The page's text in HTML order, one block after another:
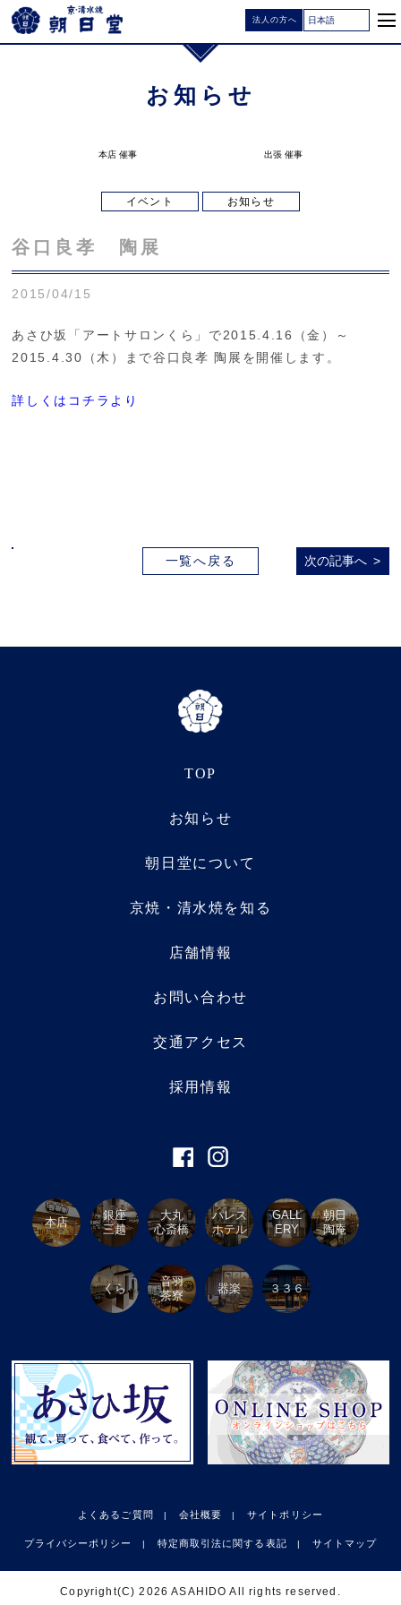
法人の方へ
お知らせ
本店 催事 出張 催事
イベント お知らせ
谷口良孝 陶展
2015/04/15
あさひ坂「アートサロンくら」で2015.4.16（金）～
2015.4.30（木）まで谷口良孝 陶展を開催します。
詳しくはコチラより
一覧へ戻る 次の記事へ
TOP
お知らせ
朝日堂について
京焼・清水焼を知る
店舗情報
お問い合わせ
交通アクセス
採用情報
本店
銀座
三越
大丸
心斎橋
パレス
ホテル
GALL
ERY
朝日
陶庵
くら
音羽
茶寮
器楽 ３３６
よくあるご質問 会社概要 サイトポリシー
プライバシーポリシー 特定商取引法に関する表記 サイトマップ
Copyright(C) 2026 ASAHIDO All rights reserved.